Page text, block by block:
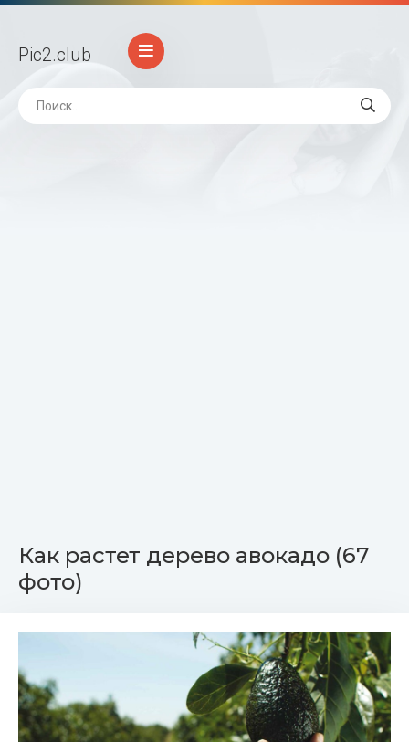
Pic2.club
Как растет дерево авокадо (67
фото)